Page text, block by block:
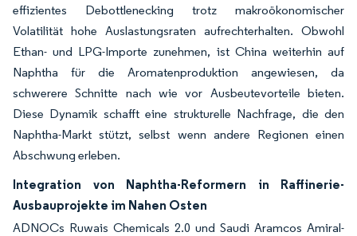
effizientes Debottlenecking trotz makroökonomischer
Volatilität hohe Auslastungsraten aufrechterhalten. Obwohl
Ethan- und LPG-Importe zunehmen, ist China weiterhin auf
Naphtha für die Aromatenproduktion angewiesen, da
schwerere Schnitte nach wie vor Ausbeutevorteile bieten.
Diese Dynamik schafft eine strukturelle Nachfrage, die den
Naphtha-Markt stützt, selbst wenn andere Regionen einen
Abschwung erleben.
Integration von Naphtha-Reformern in Raffinerie-
Ausbauprojekte im Nahen Osten
ADNOCs Ruwais Chemicals 2.0 und Saudi Aramcos Amiral-